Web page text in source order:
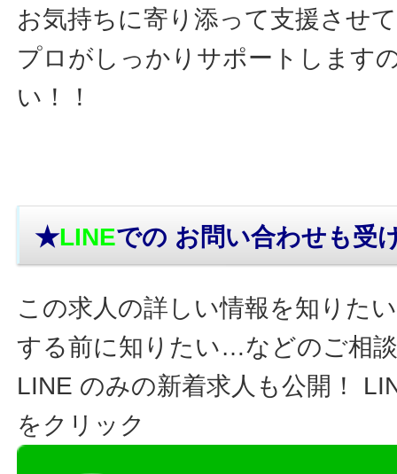
お気持ちに寄り添って支援させ
プロがしっかりサポートします
い！！
★LINEでの お問い合わせも受
この求人の詳しい情報を知りた
する前に知りたい…などのご相
LINE のみの新着求人も公開！
をクリック